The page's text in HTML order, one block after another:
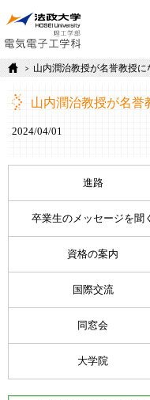
山内潤治教授が名誉教授に
山内潤治教授が名誉
2024/04/01
進路
卒業生のメッセージを聞
資格の案内
国際交流
同窓会
大学院